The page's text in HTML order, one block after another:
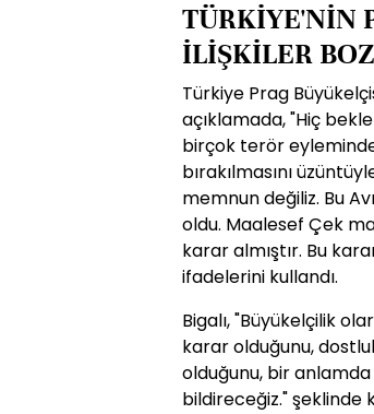
TÜRKİYE'NİN
İLİŞKİLER
Türkiye Prag
açıklamada, "Hiç
birçok terör
bırakılmasını
memnun değiliz. Bu
oldu. Maalesef Çek
karar almıştır. Bu
ifadelerini kullandı.
Bigalı, "Büyükelçilik
karar olduğunu,
olduğunu, bir
bildireceğiz." şeklinde